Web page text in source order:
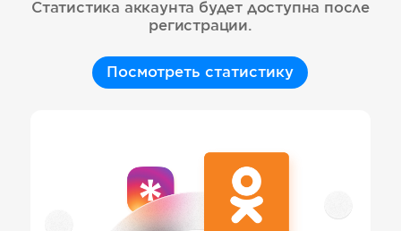
Статистика аккаунта будет доступна после
регистрации.
Посмотреть статистику